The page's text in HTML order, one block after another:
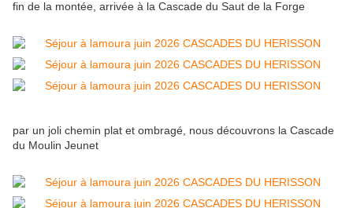
fin de la montée, arrivée à la Cascade du Saut de la Forge
par un joli chemin plat et ombragé, nous découvrons la Cascade
du Moulin Jeunet